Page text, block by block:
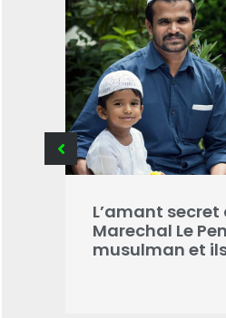
L’amant secret
Marechal Le
musulman et